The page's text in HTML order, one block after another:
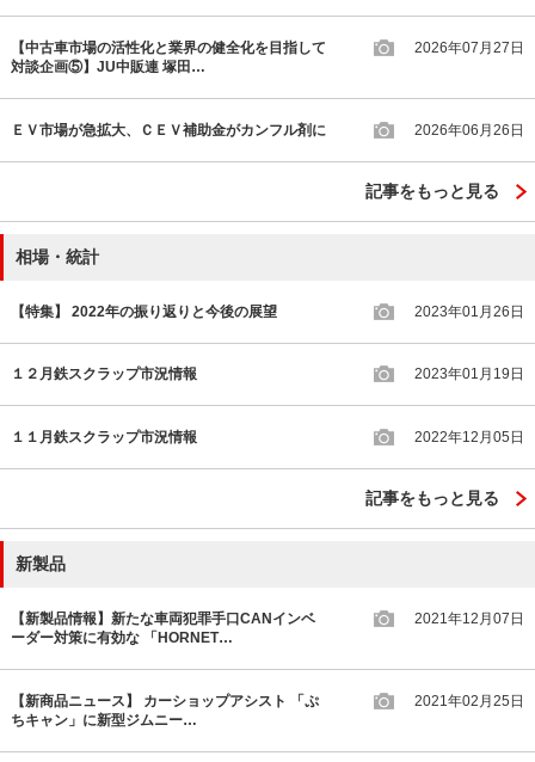
【中古車市場の活性化と業界の健全化を目指して
対談企画⑤】JU中販連 塚田…
2026年07月27日
ＥＶ市場が急拡大、ＣＥＶ補助金がカンフル剤に 2026年06月26日
記事をもっと見る
相場・統計
【特集】 2022年の振り返りと今後の展望 2023年01月26日
１２月鉄スクラップ市況情報 2023年01月19日
１１月鉄スクラップ市況情報 2022年12月05日
記事をもっと見る
新製品
【新製品情報】新たな車両犯罪手口CANインベ
ーダー対策に有効な 「HORNET…
2021年12月07日
【新商品ニュース】 カーショップアシスト 「ぷ
ちキャン」に新型ジムニー…
2021年02月25日